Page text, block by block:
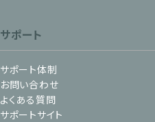
サポート
サポート体制
お問い合わせ
よくある質問
サポートサイト